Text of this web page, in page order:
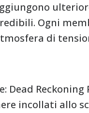
Ogni
di
Dead
incollati allo